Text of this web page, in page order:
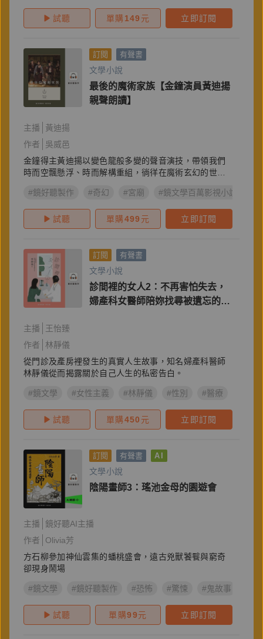
試聽 單購149 元 立即訂閱
訂閱 有聲書
文學小說
最後的魔術家族【金鐘演員黃迪揚
親聲朗讀】
主播
黃迪揚
作者
吳威邑
金鐘得主黃迪揚以變色龍般多變的聲音演技，帶領我們
時而空飄懸浮、時而解構重組，徜徉在魔術玄幻的世
#鏡好聽製作
#奇幻 #宮廟 #鏡文學百萬影視小說大獎
試聽 單購499 元 立即訂閱
訂閱 有聲書
文學小說
診間裡的女人2：不再害怕失去，
婦產科女醫師陪妳找尋被遺忘的自
主播
王怡臻
作者
林靜儀
從門診及產房裡發生的真實人生故事，知名婦產科醫師
林靜儀從而揭露關於自己人生的私密告白。
#鏡文學 #女性主義 #林靜儀 #性別 #醫療
試聽 單購450 元 立即訂閱
訂閱 有聲書 AI
文學小說
陰陽畫師3：瑤池金母的園遊會
主播
鏡好聽AI主播
作者
Olivia芳
方石柳參加神仙雲集的蟠桃盛會，遠古兇獸饕餮與窮奇
卻現身鬧場
#鏡文學 #鏡好聽製作 #恐怖 #驚悚 #鬼故事
試聽 單購99元 立即訂閱